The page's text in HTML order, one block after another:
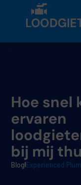
Hoe snel
ervaren
bij mij
BlogExperienced